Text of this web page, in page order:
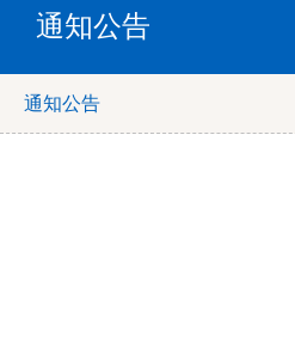
通知公告
通知公告